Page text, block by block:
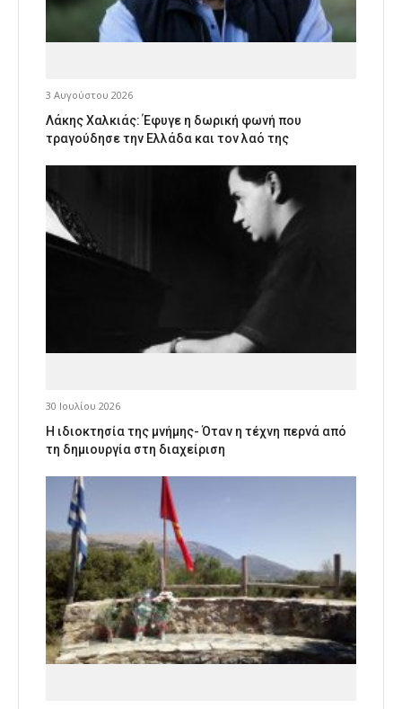
3 Αυγούστου 2026
Λάκης Χαλκιάς: Έφυγε η δωρική φωνή που
τραγούδησε την Ελλάδα και τον λαό της
30 Ιουλίου 2026
Η ιδιοκτησία της μνήμης- Όταν η τέχνη περνά από
τη δημιουργία στη διαχείριση